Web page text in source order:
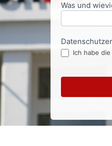
Was und
Ich habe